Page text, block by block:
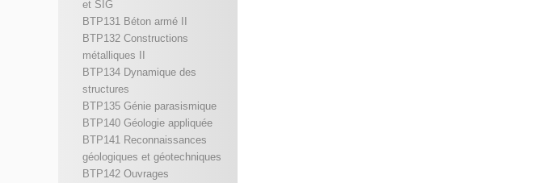
et SIG
BTP131 Béton armé II
BTP132 Constructions
métalliques II
BTP134 Dynamique des
structures
BTP135 Génie parasismique
BTP140 Géologie appliquée
BTP141 Reconnaissances
géologiques et géotechniques
BTP142 Ouvrages